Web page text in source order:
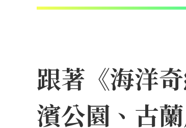
跟著《海洋
濱公園、古